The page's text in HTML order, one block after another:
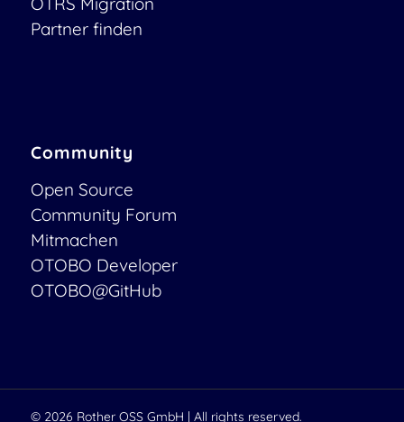
Partner finden
Community
Open Source
Community Forum
Mitmachen
OTOBO Developer
OTOBO@GitHub
© 2026 Rother OSS GmbH | All rights reserved.